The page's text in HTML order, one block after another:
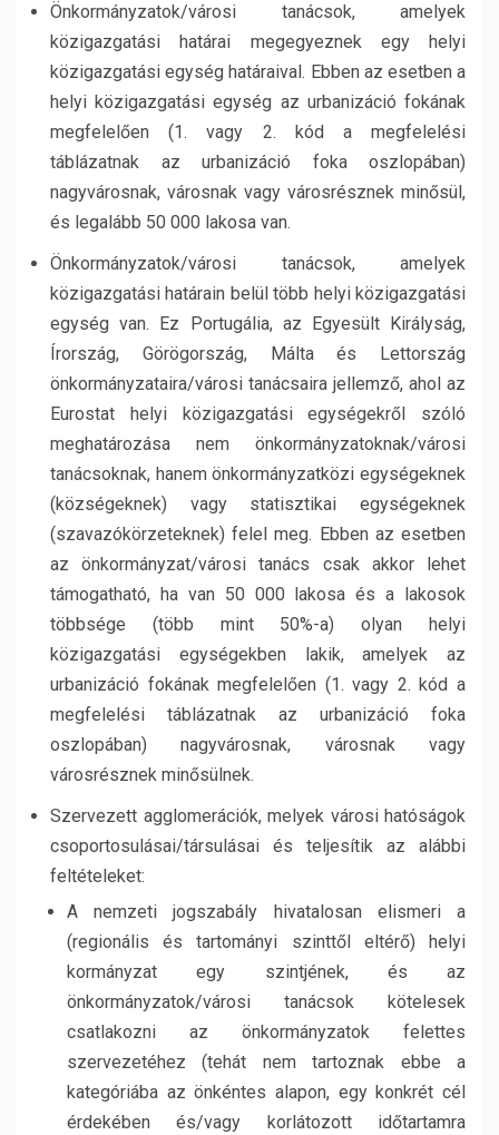
Önkormányzatok/városi tanácsok, amelyek
közigazgatási határai megegyeznek egy helyi
közigazgatási egység határaival. Ebben az esetben a
helyi közigazgatási egység az urbanizáció fokának
megfelelően (1. vagy 2. kód a megfelelési
táblázatnak az urbanizáció foka oszlopában)
nagyvárosnak, városnak vagy városrésznek minősül,
és legalább 50 000 lakosa van.
Önkormányzatok/városi tanácsok, amelyek
közigazgatási határain belül több helyi közigazgatási
egység van. Ez Portugália, az Egyesült Királyság,
Írország, Görögország, Málta és Lettország
önkormányzataira/városi tanácsaira jellemző, ahol az
Eurostat helyi közigazgatási egységekről szóló
meghatározása nem önkormányzatoknak/városi
tanácsoknak, hanem önkormányzatközi egységeknek
(községeknek) vagy statisztikai egységeknek
(szavazókörzeteknek) felel meg. Ebben az esetben
az önkormányzat/városi tanács csak akkor lehet
támogatható, ha van 50 000 lakosa és a lakosok
többsége (több mint 50%-a) olyan helyi
közigazgatási egységekben lakik, amelyek az
urbanizáció fokának megfelelően (1. vagy 2. kód a
megfelelési táblázatnak az urbanizáció foka
oszlopában) nagyvárosnak, városnak vagy
városrésznek minősülnek.
Szervezett agglomerációk, melyek városi hatóságok
csoportosulásai/társulásai és teljesítik az alábbi
feltételeket:
A nemzeti jogszabály hivatalosan elismeri a
(regionális és tartományi szinttől eltérő) helyi
kormányzat egy szintjének, és az
önkormányzatok/városi tanácsok kötelesek
csatlakozni az önkormányzatok felettes
szervezetéhez (tehát nem tartoznak ebbe a
kategóriába az önkéntes alapon, egy konkrét cél
érdekében és/vagy korlátozott időtartamra